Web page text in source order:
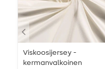
Viskoosijersey -
kermanvalkoinen